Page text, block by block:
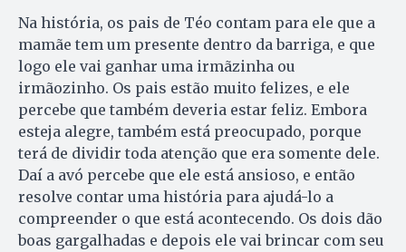
Na história, os pais de Téo contam para ele que a
mamãe tem um presente dentro da barriga, e que
logo ele vai ganhar uma irmãzinha ou
irmãozinho. Os pais estão muito felizes, e ele
percebe que também deveria estar feliz. Embora
esteja alegre, também está preocupado, porque
terá de dividir toda atenção que era somente dele.
Daí a avó percebe que ele está ansioso, e então
resolve contar uma história para ajudá-lo a
compreender o que está acontecendo. Os dois dão
boas gargalhadas e depois ele vai brincar com seu